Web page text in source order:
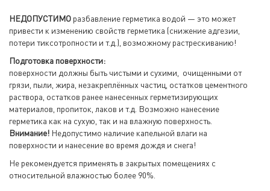
НЕДОПУСТИМО разбавление герметика водой — это может
привести к изменению свойств герметика (снижение адгезии,
потери тиксотропности и т.д.), возможному растрескиванию!
Подготовка поверхности:
поверхности должны быть чистыми и сухими, очищенными от
грязи, пыли, жира, незакреплённых частиц, остатков цементного
раствора, остатков ранее нанесенных герметизирующих
материалов, пропиток, лаков и т.д. Возможно нанесение
герметика как на сухую, так и на влажную поверхность.
Внимание! Недопустимо наличие капельной влаги на
поверхности и нанесение во время дождя и снега!
Не рекомендуется применять в закрытых помещениях с
относительной влажностью более 90%.